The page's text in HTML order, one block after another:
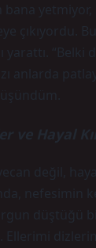
bana yetmiyor,
çıkıyordu.
“Belki
anlarda
ve Hayal
değil, hayal
nefesimin
düştüğü